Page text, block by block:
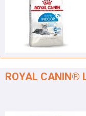
ROYAL CANIN®